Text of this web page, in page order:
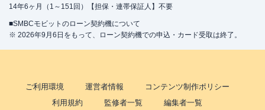
14年6ヶ月（1～151回）【担保・連帯保証人】不要
■SMBCモビットのローン契約機について
※ 2026年9月6日をもって、ローン契約機での申込・カード受取は終了。
ご利用環境 運営者情報
コンテンツ制作ポリシー
利用規約
監修者一覧
編集者一覧